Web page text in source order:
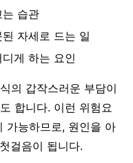
는 습관
자세로 드는 일
게 하는 요인
의 갑작스러운 부담이
합니다. 이런 위험요
가능하므로, 원인을 아
걸음이 됩니다.